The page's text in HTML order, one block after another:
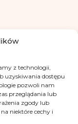
z technologii,
uzyskiwania dostępu
pozwoli nam
przeglądania lub
zgody lub
niektóre cechy i